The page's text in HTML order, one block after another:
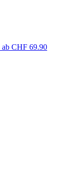
ab CHF 69.90